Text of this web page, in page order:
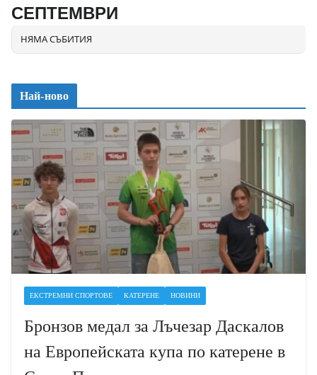
СЕПТЕМВРИ
НЯМА СЪБИТИЯ
Най-ново
ЕКСТРЕМНИ СПОРТОВЕ КАТЕРЕНЕ НОВИНИ
Бронзов медал за Лъчезар Даскалов
на Европейската купа по катерене в